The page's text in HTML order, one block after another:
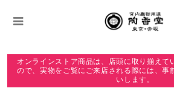
オンラインストア商品は、店頭に取り揃えて
ので、実物をご覧にご来店される際には、事
いします。